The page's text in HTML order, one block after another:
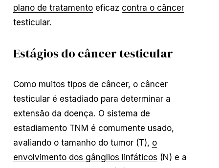
plano de tratamentoeficaz contra o câncer
testicular.
Estágios do câncer testicular
Como muitos tipos de câncer, o câncer
testicular é estadiado para determinar a
extensão da doença. O sistema de
estadiamento TNM é comumente usado,
avaliando o tamanho do tumor (T), o
envolvimento dos gânglios linfáticos (N) e a